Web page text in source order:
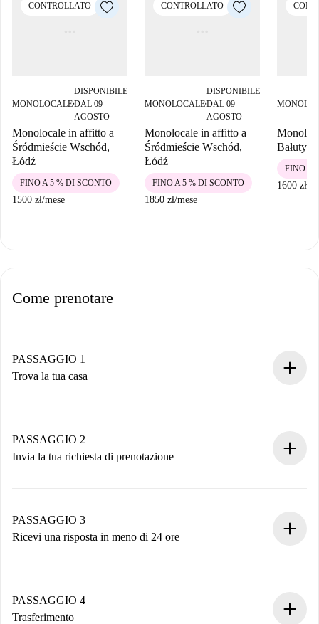
CONTROLLATO
MONOLOCALE■
DISPONIBILE
DAL 09
AGOSTO
Monolocale in affitto a
Śródmieście Wschód,
Łódź
1500 zł/mese
FINO A 5 % DI SCONTO
CONTROLLATO
MONOLOCALE■
DISPONIBILE
DAL 09
AGOSTO
Monolocale in affitto a
Śródmieście Wschód,
Łódź
1850 zł/mese
FINO A 5 % DI SCONTO
Bałuty
1600 zł
FINO A
Come prenotare
PASSAGGIO 1
Trova la tua casa
Hai tutte le informazioni necessarie in anticipo.
PASSAGGIO 2
Invia la tua richiesta di prenotazione
non accetta.
PASSAGGIO 3
Ricevi una risposta in meno di 24 ore
contatto con il proprietario.
Se rifiutata: non ti addebiteremo nulla e ti proporremo
PASSAGGIO 4
Trasferimento